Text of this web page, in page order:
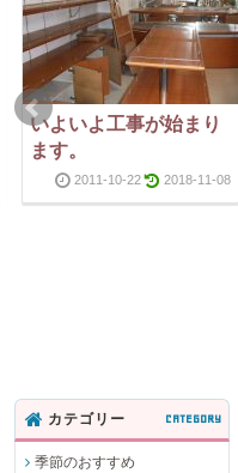
いよいよ工事が始まり
ます。
2011-10-22 2018-11-08
カテゴリー CATEGORY
季節のおすすめ